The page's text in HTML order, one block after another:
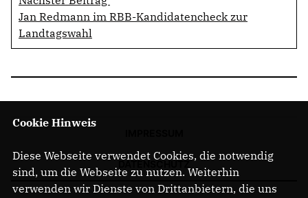
Jan Redmann im RBB-Kandidatencheck zur
Landtagswahl
Cookie Hinweis
Diese Webseite verwendet Cookies, die notwendig
sind, um die Webseite zu nutzen. Weiterhin
verwenden wir Dienste von Drittanbietern, die uns